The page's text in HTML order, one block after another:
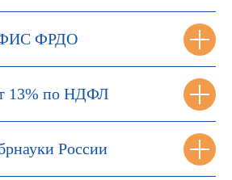
ФИС ФРДО
13% по НДФЛ
России